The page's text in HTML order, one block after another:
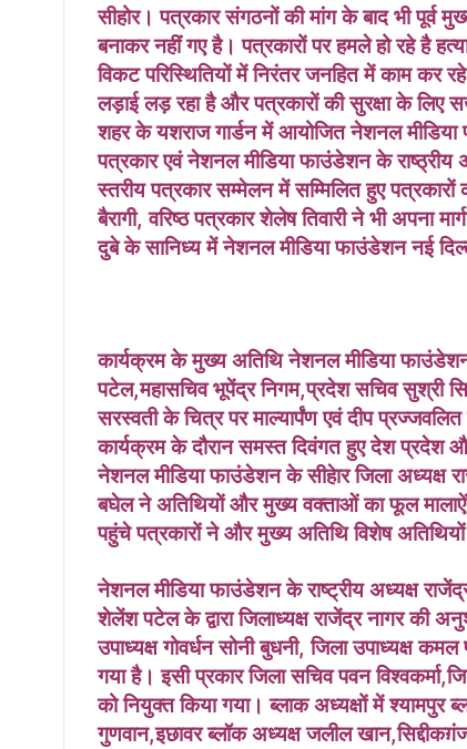
सीहोर। पत्रकार संगठनों की मांग के बाद भी पूर्व
बनाकर नहीं गए है। पत्रकारों पर हमले हो रहे है
विकट परिस्थितियों में निरंतर जनहित में काम कर
लड़ाई लड़ रहा है और पत्रकारों की सुरक्षा के लिए
शहर के यशराज गार्डन में आयोजित नेशनल
पत्रकार एवं नेशनल मीडिया फाउंडेशन के
स्तरीय पत्रकार सम्मेलन में सम्मिलित हुए
बैरागी, वरिष्ठ पत्रकार शेलेष तिवारी ने भी अपना
दुबे के सानिध्य में नेशनल मीडिया फाउंडेशन नई
कार्यक्रम के मुख्य अतिथि नेशनल मीडिया
पटेल,महासचिव भूपेंद्र निगम,प्रदेश सचिव सुश्री
सरस्वती के चित्र पर माल्यार्पंण एवं दीप
कार्यक्रम के दौरान समस्त दिवंगत हुए देश प्रदेश
नेशनल मीडिया फाउंडेशन के सीहेार जिला अध्यक्ष
बघेल ने अतिथियों और मुख्य वक्ताओं का फूल
पहुंचे पत्रकारों ने और मुख्य अतिथि विशेष
नेशनल मीडिया फाउंडेशन के राष्ट्रीय अध्यक्ष
शेलेंश पटेल के द्वारा जिलाध्यक्ष राजेंद्र नागर की
उपाध्यक्ष गोवर्धन सोनी बुधनी, जिला उपाध्यक्ष
गया है। इसी प्रकार जिला सचिव पवन
को नियुक्त किया गया। ब्लाक अध्यक्षों में श्यामपुर
गुणवान,इछावर ब्लॉक अध्यक्ष जलील